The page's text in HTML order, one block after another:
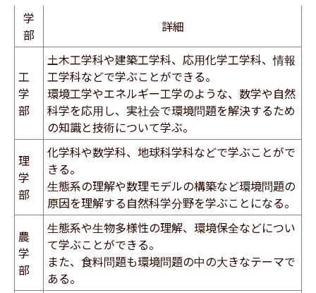
学
部
詳細
工
学
部
土木工学科や建築工学科、応用化学工学科、情報
工学科などで学ぶことができる。
環境工学やエネルギー工学のような、数学や自然
科学を応用し、実社会で環境問題を解決するため
の知識と技術について学ぶ。
理
学
部
化学科や数学科、地球科学科などで学ぶことがで
きる。
生態系の理解や数理モデルの構築など環境問題の
原因を理解する自然科学分野を学ぶことになる。
農
学
部
生態系や生物多様性の理解、環境保全などについ
て学ぶことができる。
また、食料問題も環境問題の中の大きなテーマで
ある。